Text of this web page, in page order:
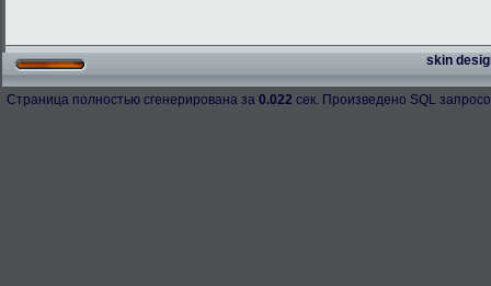
skin
Страница полностью сгенерирована за 0.022 сек. Произведено SQL